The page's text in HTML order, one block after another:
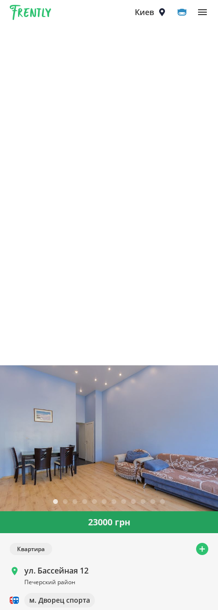
Frently Киев
Выберите город
23000 грн
Квартира
ул. Бассейная 12
Печерский район
м. Дворец спорта